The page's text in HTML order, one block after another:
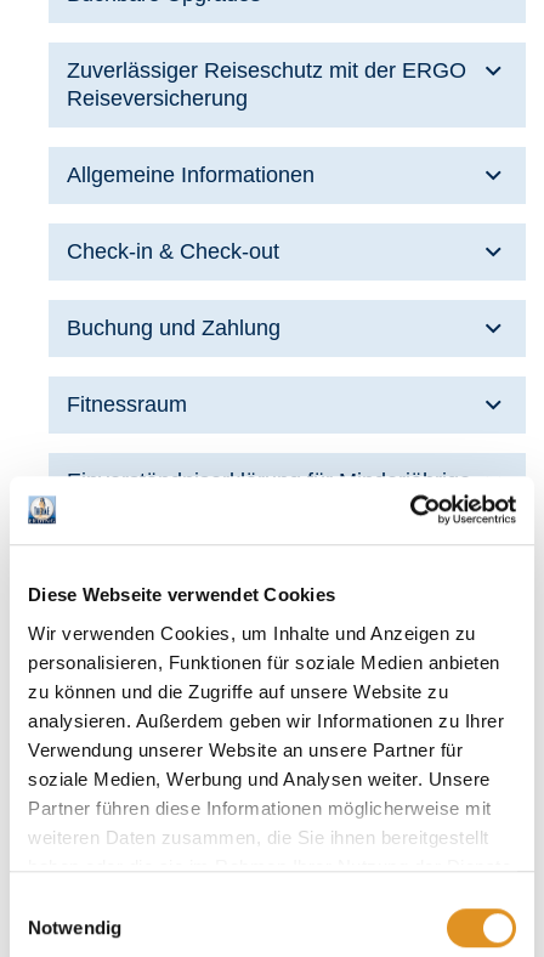
Diese Webseite verwendet Cookies
Wir verwenden Cookies, um Inhalte und Anzeigen zu
personalisieren, Funktionen für soziale Medien anbieten
zu können und die Zugriffe auf unsere Website zu
analysieren. Außerdem geben wir Informationen zu Ihrer
Verwendung unserer Website an unsere Partner für
soziale Medien, Werbung und Analysen weiter. Unsere
Partner führen diese Informationen möglicherweise mit
weiteren Daten zusammen, die Sie ihnen bereitgestellt
haben oder die sie im Rahmen Ihrer Nutzung der Dienste
Cookies, wenn Sie unsere Webseite weiterhin nutzen.
Notwendig
Zuverlässiger Reiseschutz mit der ERGO
Reiseversicherung
Allgemeine Informationen
Check-in & Check-out
Buchung und Zahlung
Fitnessraum
Einverständniserklärung für Minderjährige
Jetzt Aufenthalt im Victory Gästehaus
Therme Erding buchen!